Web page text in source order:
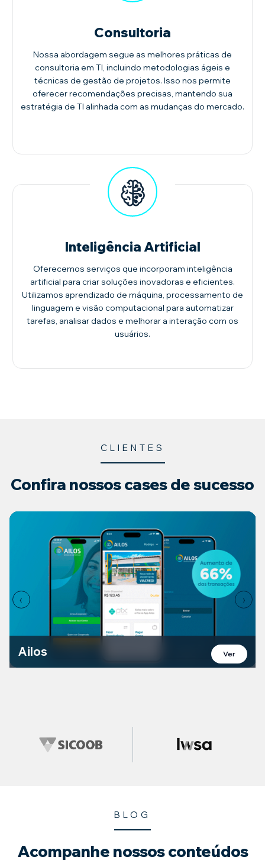
Consultoria
Nossa abordagem segue as melhores práticas de
consultoria em TI, incluindo metodologias ágeis e
técnicas de gestão de projetos. Isso nos permite
oferecer recomendações precisas, mantendo sua
estratégia de TI alinhada com as mudanças do mercado.
Inteligência Artificial
Oferecemos serviços que incorporam inteligência
artificial para criar soluções inovadoras e eficientes.
Utilizamos aprendizado de máquina, processamento de
linguagem e visão computacional para automatizar
tarefas, analisar dados e melhorar a interação com os
usuários.
CLIENTES
Confira nossoscases de sucesso
Ailos Ver
‹ ›
BLOG
Acompanhe nossos conteúdos